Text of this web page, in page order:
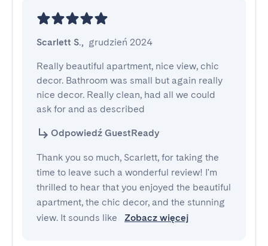
Scarlett S., grudzień 2024
Really beautiful apartment, nice view, chic
decor. Bathroom was small but again really
nice decor. Really clean, had all we could
ask for and as described
Odpowiedź GuestReady
Thank you so much, Scarlett, for taking the
time to leave such a wonderful review! I'm
thrilled to hear that you enjoyed the beautiful
apartment, the chic decor, and the stunning
view. It sounds like
Zobacz więcej